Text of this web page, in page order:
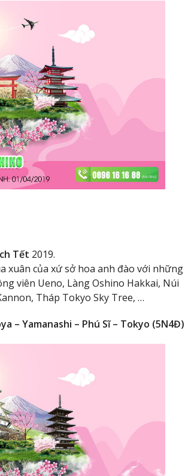
Tết 2019.
của xứ sở hoa anh đào với những
viên Ueno, Làng Oshino Hakkai, Núi
Tháp Tokyo Sky Tree, …
– Yamanashi – Phú Sĩ – Tokyo (5N4Đ)